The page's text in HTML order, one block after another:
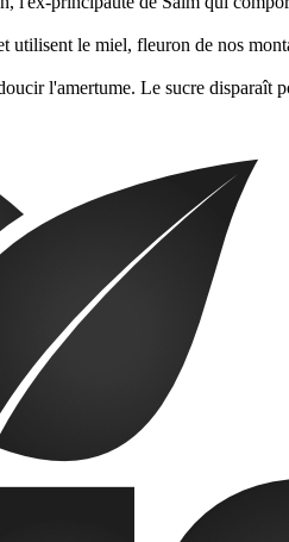
utilisent le miel, fleuron de nos
l'amertume. Le sucre disparaît